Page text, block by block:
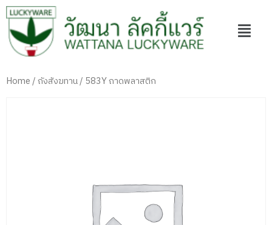
Home/ถังสังฆทาน/ 583Y ถาดพลาสติก